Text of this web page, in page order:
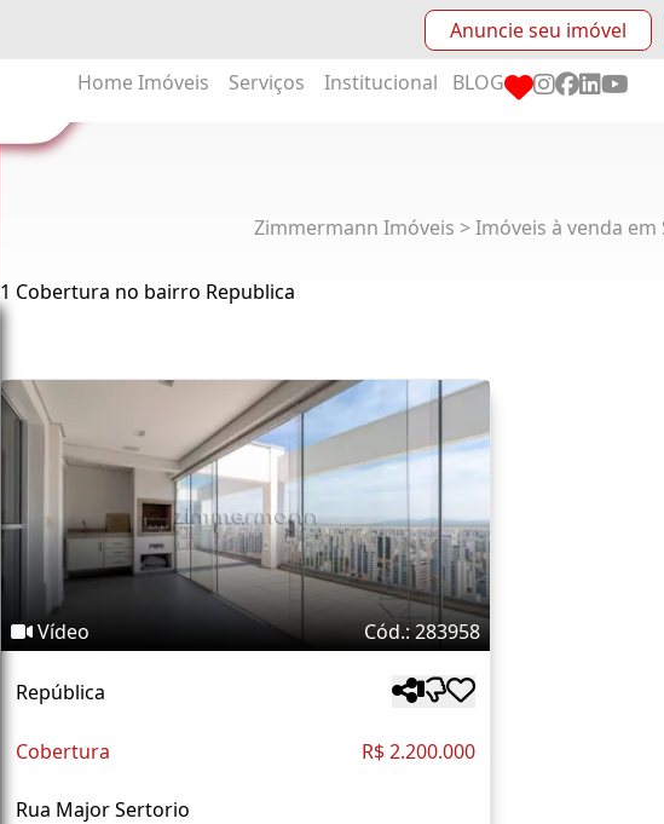
Anuncie seu imóvel
Home Imóveis Serviços Institucional BLOG
Zimmermann Imóveis > Imóveis à venda em
1 Cobertura no bairro Republica
Vídeo Cód.: 283958
República
Cobertura R$ 2.200.000
Rua Major Sertorio